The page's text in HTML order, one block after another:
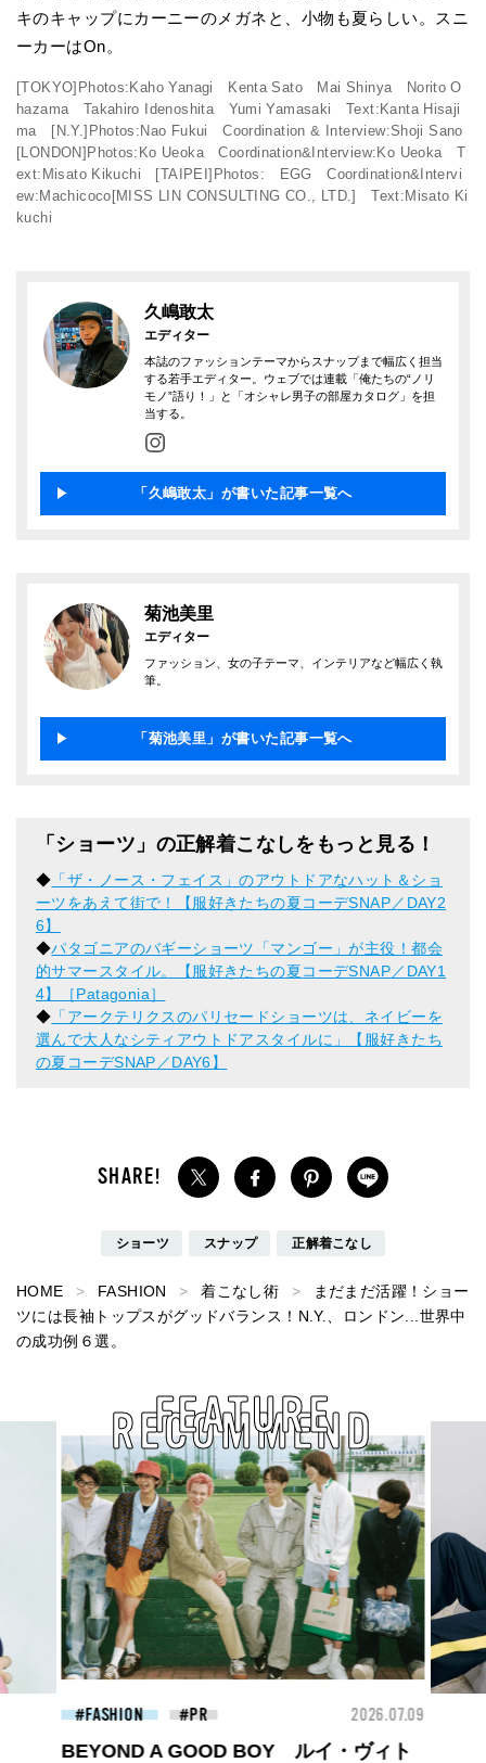
キのキャップにカーニーのメガネと、小物も夏らしい。スニ
ーカーはOn。
[TOKYO]Photos:Kaho Yanagi Kenta Sato Mai Shinya Norito O
hazama Takahiro Idenoshita Yumi Yamasaki Text:Kanta Hisaji
ma [N.Y.]Photos:Nao Fukui Coordination & Interview:Shoji Sano
[LONDON]Photos:Ko Ueoka Coordination&Interview:Ko Ueoka T
ext:Misato Kikuchi [TAIPEI]Photos: EGG Coordination&Intervi
ew:Machicoco[MISS LIN CONSULTING CO., LTD.] Text:Misato Ki
kuchi
久嶋敢太
エディター
本誌のファッションテーマからスナップまで幅広く担当
する若手エディター。ウェブでは連載「俺たちの“ノリ
モノ”語り！」と「オシャレ男子の部屋カタログ」を担
当する。
「久嶋敢太」が書いた記事一覧へ
菊池美里
エディター
ファッション、女の子テーマ、インテリアなど幅広く執
筆。
「菊池美里」が書いた記事一覧へ
「ショーツ」の正解着こなしをもっと見る！
◆ 「ザ・ノース・フェイス」のアウトドアなハット＆ショ
ーツをあえて街で！【服好きたちの夏コーデSNAP／DAY2
6】
◆パタゴニアのバギーショーツ「マンゴー」が主役！都会
的サマースタイル。【服好きたちの夏コーデSNAP／DAY1
4】［Patagonia］
◆ 「アークテリクスのパリセードショーツは、ネイビーを
選んで大人なシティアウトドアスタイルに」【服好きたち
の夏コーデSNAP／DAY6】
ショーツ スナップ 正解着こなし
HOME FASHION 着こなし術
まだまだ活躍！ショー
ツには長袖トップスがグッドバランス！N.Y.、ロンドン...世界中
の成功例６選。
RECOMMEND
FEATURE
FASHION 2026.07.09
ロエベの新しい世界へようこそ。大胆な